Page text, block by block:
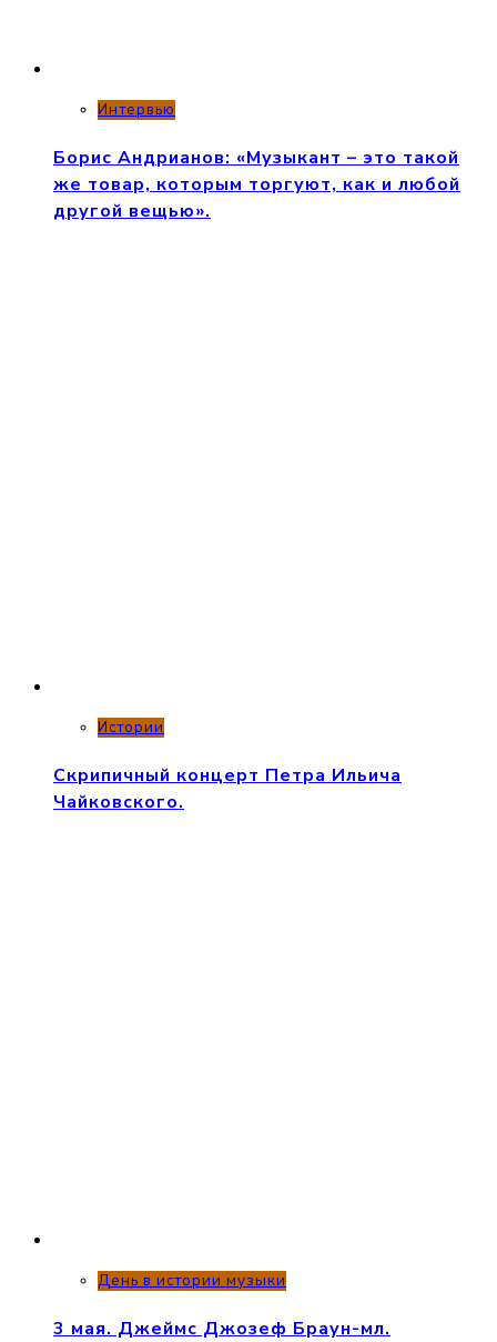
Интервью
Борис Андрианов: «Музыкант – это такой
же товар, которым торгуют, как и любой
другой вещью».
Истории
Скрипичный концерт Петра Ильича
Чайковского.
День в истории музыки
3 мая. Джеймс Джозеф Браун-мл.